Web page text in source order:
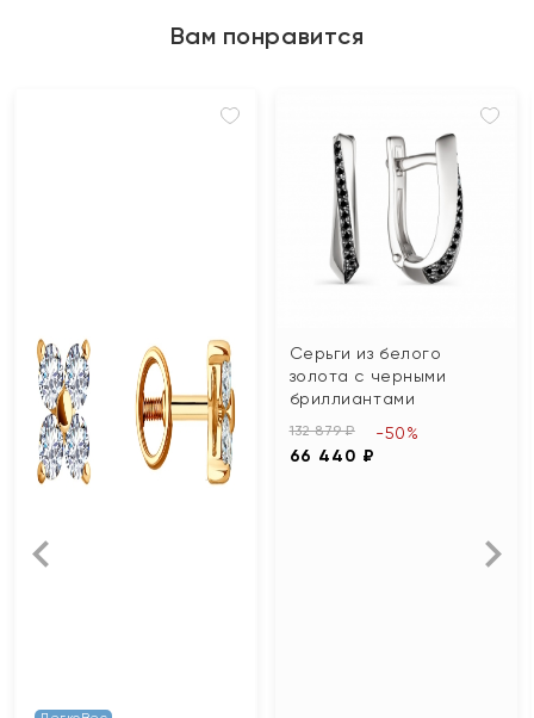
Вам понравится
Серьги из белого
золота с черными
бриллиантами
132 879 ₽
66 440 ₽
-50%